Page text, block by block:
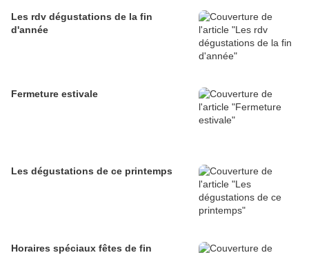
Les rdv dégustations de la fin
d'année
Fermeture estivale
Les dégustations de ce printemps
Horaires spéciaux fêtes de fin